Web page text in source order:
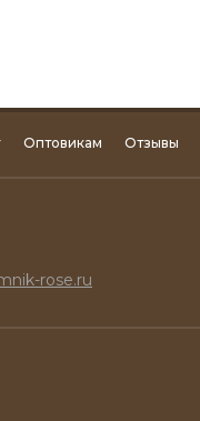
Оптовикам Отзывы
rose.ru